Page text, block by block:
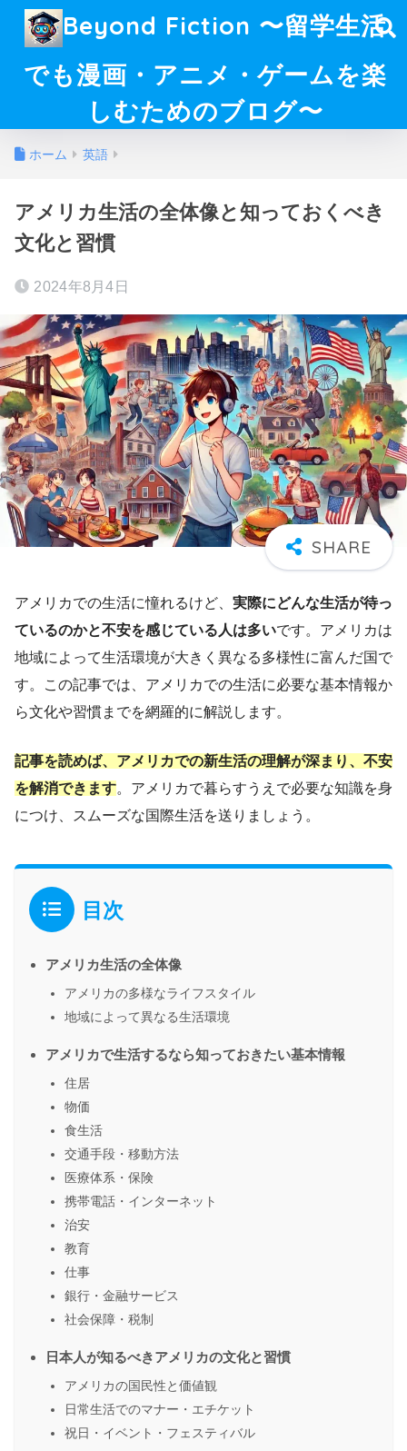
Beyond Fiction 〜留学生活
でも漫画・アニメ・ゲームを楽
しむためのブログ〜
ホーム 英語
アメリカ生活の全体像と知っておくべき
文化と習慣
2024年8月4日
アメリカでの生活に憧れるけど、 実際にどんな生活が待っ
ているのかと不安を感じている人は多いです。アメリカは
地域によって生活環境が大きく異なる多様性に富んだ国で
す。この記事では、アメリカでの生活に必要な基本情報か
ら文化や習慣までを網羅的に解説します。
記事を読めば、アメリカでの新生活の理解が深まり、不安
を解消できます。アメリカで暮らすうえで必要な知識を身
につけ、スムーズな国際生活を送りましょう。
目次
アメリカ生活の全体像
アメリカの多様なライフスタイル
地域によって異なる生活環境
アメリカで生活するなら知っておきたい基本情報
住居
物価
食生活
交通手段・移動方法
医療体系・保険
携帯電話・インターネット
治安
教育
仕事
銀行・金融サービス
社会保障・税制
日本人が知るべきアメリカの文化と習慣
アメリカの国民性と価値観
日常生活でのマナー・エチケット
祝日・イベント・フェスティバル